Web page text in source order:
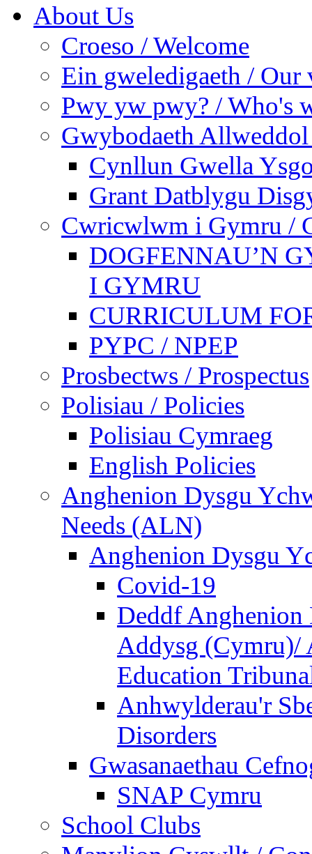
About Us
Croeso / Welcome
Ein gweledigaeth / Our
Pwy yw pwy? / Who's
Gwybodaeth
Cynllun Gwella
Grant Datblygu
Cwricwlwm i Gymru /
DOGFENNAU’N
I GYMRU
CURRICULUM
PYPC / NPEP
Prosbectws / Prospectus
Polisiau / Policies
Polisiau Cymraeg
English Policies
Anghenion Dysgu
Needs (ALN)
Anghenion Dysgu
Covid-19
Deddf
Addysg (Cymru)/
Education
Anhwylderau'r
Disorders
Gwasanaethau
SNAP Cymru
School Clubs